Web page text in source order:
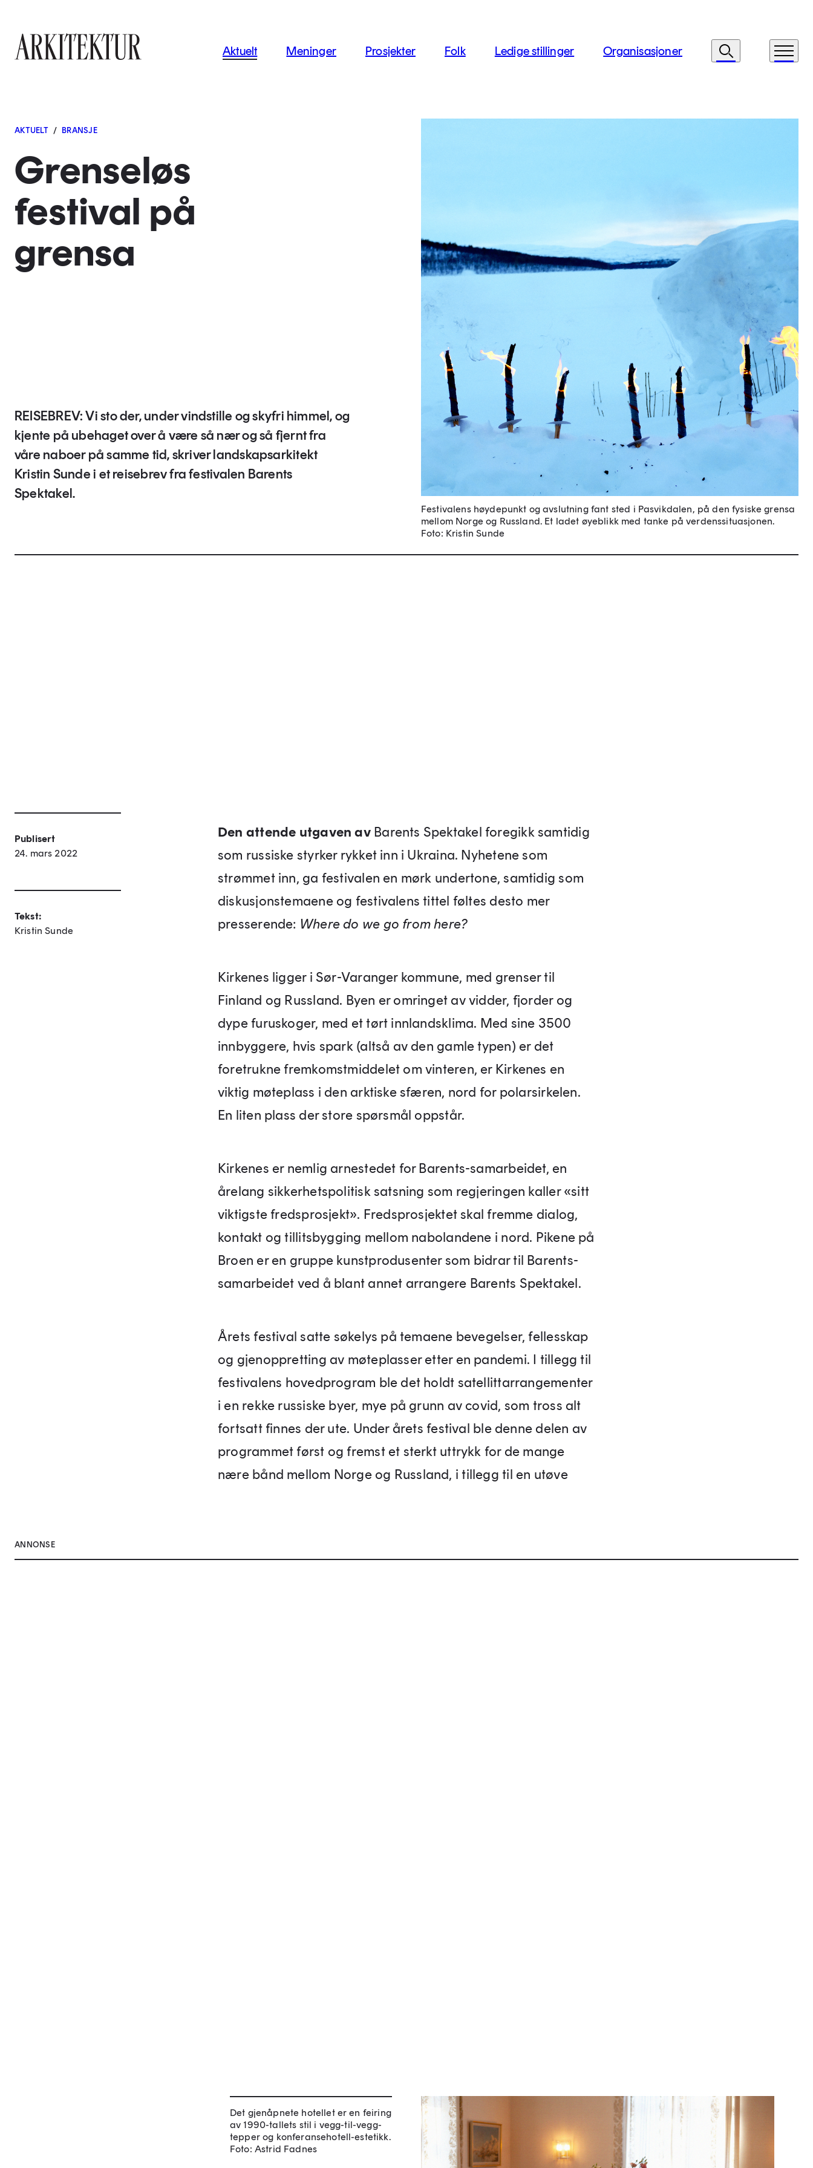
Aktuelt Meninger Prosjekter Folk Ledige stillinger Organisasjoner Søk Meny
AKTUELT / BRANSJE
Grenseløs
festival på
grensa
REISEBREV: Vi sto der, under vindstille og skyfri himmel, og
kjente på ubehaget over å være så nær og så fjernt fra
våre naboer på samme tid, skriver landskapsarkitekt
Kristin Sunde i et reisebrev fra festivalen Barents
Spektakel.
Festivalens høydepunkt og avslutning fant sted i Pasvikdalen, på den fysiske grensa
mellom Norge og Russland. Et ladet øyeblikk med tanke på verdenssituasjonen.
Foto: Kristin Sunde
Publisert
24. mars 2022
Tekst:
Kristin Sunde
Den attende utgaven av Barents Spektakel foregikk samtidig
som russiske styrker rykket inn i Ukraina. Nyhetene som
strømmet inn, ga festivalen en mørk undertone, samtidig som
diskusjonstemaene og festivalens tittel føltes desto mer
presserende: Where do we go from here?
Kirkenes ligger i Sør-Varanger kommune, med grenser til
Finland og Russland. Byen er omringet av vidder, fjorder og
dype furuskoger, med et tørt innlandsklima. Med sine 3500
innbyggere, hvis spark (altså av den gamle typen) er det
foretrukne fremkomstmiddelet om vinteren, er Kirkenes en
viktig møteplass i den arktiske sfæren, nord for polarsirkelen.
En liten plass der store spørsmål oppstår.
Kirkenes er nemlig arnestedet for Barents-samarbeidet, en
årelang sikkerhetspolitisk satsning som regjeringen kaller «sitt
viktigste fredsprosjekt». Fredsprosjektet skal fremme dialog,
kontakt og tillitsbygging mellom nabolandene i nord. Pikene på
Broen er en gruppe kunstprodusenter som bidrar til Barents-
samarbeidet ved å blant annet arrangere Barents Spektakel.
Årets festival satte søkelys på temaene bevegelser, fellesskap
og gjenoppretting av møteplasser etter en pandemi. I tillegg til
festivalens hovedprogram ble det holdt satellittarrangementer
i en rekke russiske byer, mye på grunn av covid, som tross alt
fortsatt finnes der ute. Under årets festival ble denne delen av
programmet først og fremst et sterkt uttrykk for de mange
nære bånd mellom Norge og Russland, i tillegg til en utøve
ANNONSE
Det gjenåpnete hotellet er en feiring
av 1990-tallets stil i vegg-til-vegg-
tepper og konferansehotell-estetikk.
Foto: Astrid Fadnes